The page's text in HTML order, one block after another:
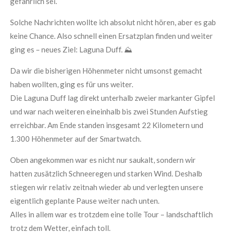
Solche Nachrichten wollte ich absolut nicht hören, aber es gab
keine Chance. Also schnell einen Ersatzplan finden und weiter
ging es – neues Ziel: Laguna Duff. ⛰️
Da wir die bisherigen Höhenmeter nicht umsonst gemacht
haben wollten, ging es für uns weiter.
Die Laguna Duff lag direkt unterhalb zweier markanter Gipfel
und war nach weiteren eineinhalb bis zwei Stunden Aufstieg
erreichbar. Am Ende standen insgesamt 22 Kilometern und
1.300 Höhenmeter auf der Smartwatch.
Oben angekommen war es nicht nur saukalt, sondern wir
hatten zusätzlich Schneeregen und starken Wind. Deshalb
stiegen wir relativ zeitnah wieder ab und verlegten unsere
eigentlich geplante Pause weiter nach unten.
Alles in allem war es trotzdem eine tolle Tour – landschaftlich
trotz dem Wetter, einfach toll.